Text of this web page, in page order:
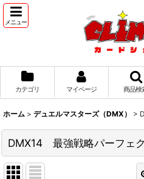
メニュー
カテゴリ マイページ 商品検
ホーム > デュエルマスターズ（DMX） >
DMX14 最強戦略パーフェ